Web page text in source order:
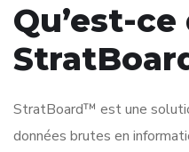
Qu’est-
StratBoard™ est une
données brutes en